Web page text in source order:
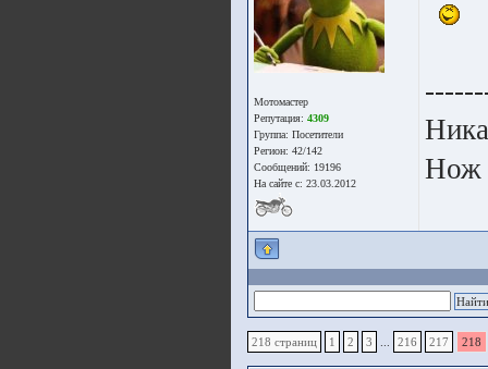
Мотомастер
Репутация: 4309
Группа: Посетители
Регион: 42/142
Сообщений: 19196
На сайте с: 23.03.2012
Нож
218 страниц 1 2 3 216 217 218